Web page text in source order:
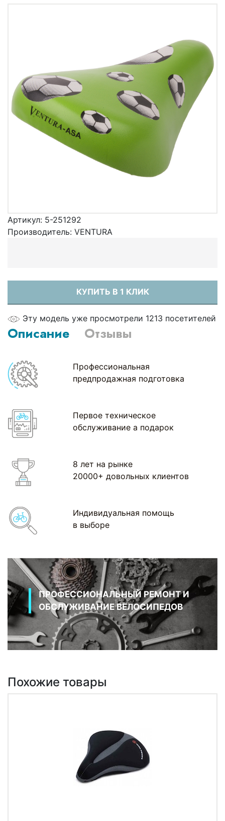
Артикул: 5-251292
Производитель: VENTURA
КУПИТЬ В 1 КЛИК
Эту модель уже просмотрели 1213 посетителей
Описание Отзывы
Профессиональная
предпродажная подготовка
Первое техническое
обслуживание а подарок
8 лет на рынке
20000+ довольных клиентов
Индивидуальная помощь
в выборе
ПРОФЕССИОНАЛЬНЫЙ РЕМОНТ И
ОБСЛУЖИВАНИЕ ВЕЛОСИПЕДОВ
Похожие товары